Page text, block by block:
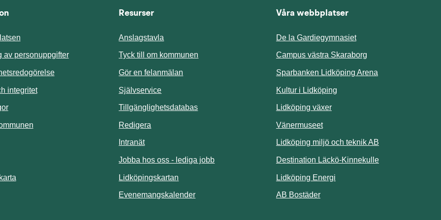
av personuppgifter
integritet
Resurser
Anslagstavla
Tyck till om kommunen Länk till annan webbplats.
Gör en felanmälan
SjälvserviceLänk till annan webbplats.
TillgänglighetsdatabasLänk till annan webbplats.
Redigera
IntranätLänk till annan webbplats.
Jobba hos oss - lediga jobb
Lidköpingskartan
EvenemangskalenderLänk till annan webbplats.
Våra webbplatser
De la Gardiegymnasiet
Campus västra Skaraborg
Sparbanken Lidköping Arena
Kultur i Lidköping
Lidköping växer
Vänermuseet
Lidköping miljö och teknik AB
Destination Läckö-KinnekulleLänk till annan
Lidköping EnergiLänk till annan webbplats.
AB BostäderLänk till annan webbplats.